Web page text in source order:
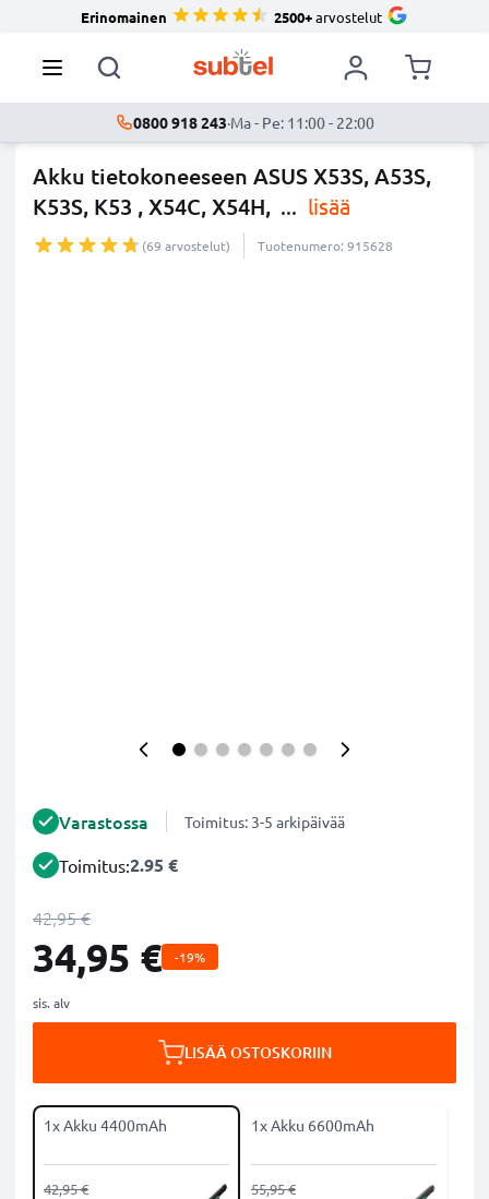
Erinomainen 2500+arvostelut
0800 918 243·Ma - Pe: 11:00 - 22:00
Akku tietokoneeseen ASUS X53S, A53S,
K53S, K53 , X54C, X54H, ... lisää
(69 arvostelut) Tuotenumero: 915628
Varastossa Toimitus: 3-5 arkipäivää
Toimitus:2.95 €
42,95 €
34,95 € -19%
sis. alv
LISÄÄ OSTOSKORIIN
1x Akku 4400mAh
42,95 €
1x Akku 6600mAh
55,95 €